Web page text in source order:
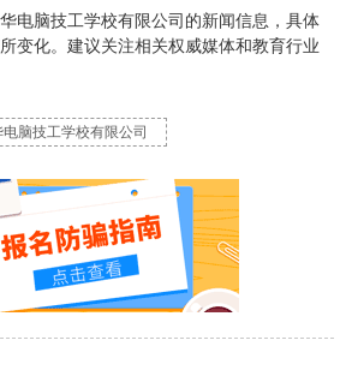
电脑技工学校有限公司的新闻信息，具体
变化。建议关注相关权威媒体和教育行业
脑技工学校有限公司